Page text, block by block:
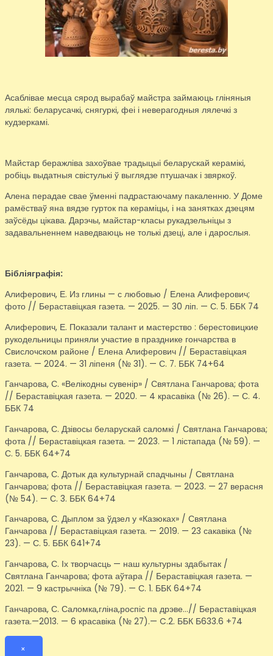
Асаблівае месца сярод вырабаў майстра займаюць гліняныя
лялькі: беларусачкі, снягуркі, феі і неверагодныя лялечкі з
кудзеркамі.
Майстар беражліва захоўвае традыцыі беларускай керамікі,
робіць выдатныя свістулькі ў выглядзе птушачак і звяркоў.
Алена перадае свае ўменні падрастаючаму пакаленню. У Доме
рамёстваў яна вядзе гурток па кераміцы, і на занятках дзецям
заўсёды цікава. Дарэчы, майстар-класы рукадзельніцы з
задавальненнем наведваюць не толькі дзеці, але і дарослыя.
Бібліяграфія:
Алиферович, Е. Из глины — с любовью / Елена Алиферович;
фото // Бераставіцкая газета. — 2025. — 30 ліп. — С. 5. ББК 74
Алиферович, Е. Показали талант и мастерство : берестовицкие
рукодельницы приняли участие в празднике гончарства в
Свислочском районе / Елена Алиферович // Бераставіцкая
газета. — 2024. — 31 ліпеня (№ 31). — С. 7. ББК 74+64
Ганчарова, С. «Велікодны сувенір» / Святлана Ганчарова; фота
// Бераставіцкая газета. — 2020. — 4 красавіка (№ 26). — С. 4.
ББК 74
Ганчарова, С. Дзівосы беларускай саломкі / Святлана Ганчарова;
фота // Бераставіцкая газета. — 2023. — 1 лістапада (№ 59). —
С. 5. ББК 64+74
Ганчарова, С. Дотык да культурнай спадчыны / Святлана
Ганчарова; фота // Бераставіцкая газета. — 2023. — 27 верасня
(№ 54). — С. 3. ББК 64+74
Ганчарова, С. Дыплом за ўдзел у «Казюках» / Святлана
Ганчарова // Бераставіцкая газета. — 2019. — 23 сакавіка (№
23). — С. 5. ББК 641+74
Ганчарова, С. Іх творчасць — наш культурны здабытак /
Святлана Ганчарова; фота аўтара // Бераставіцкая газета. —
2021. — 9 кастрычніка (№ 79). — С. 1. ББК 64+74
Ганчарова, С. Саломка,гліна,роспіс па дрэве…// Бераставіцкая
газета.—2013. — 6 красавіка (№ 27).— C.2. ББК Б633.6 +74
×